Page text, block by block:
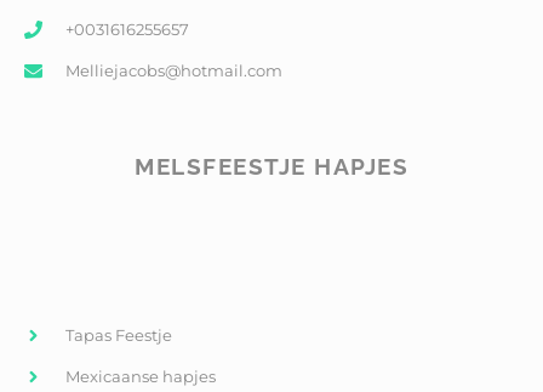
+0031616255657
Melliejacobs@hotmail.com
MELSFEESTJE HAPJES
Tapas Feestje
Mexicaanse hapjes